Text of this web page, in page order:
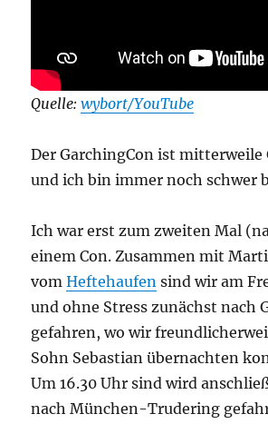
Quelle:wybort/YouTube
Der GarchingCon ist mitterweile
und ich bin immer noch schwer
Ich war erst zum zweiten Mal
einem Con. Zusammen mit
vomHeftehaufen sind wir am
und ohne Stress zunächst nach
gefahren, wo wir
Sohn Sebastian übernachten
Um 16.30 Uhr sind wird
nach München-Trudering